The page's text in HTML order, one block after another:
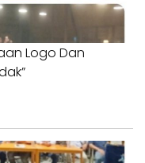
Logo Dan